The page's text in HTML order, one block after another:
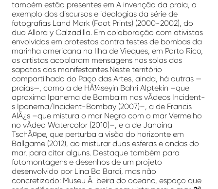
também estão presentes em A invenção da praia, a
exemplo dos discursos e ideologias da série de
fotografias Land Mark (Foot Prints) (2000-2002), do
duo Allora y Calzadilla. Em colaboração com ativistas
envolvidos em protestos contra testes de bombas da
marinha americana na Ilha de Vieques, em Porto Rico,
os artistas acoplaram mensagens nas solas dos
sapatos dos manifestantes.Neste território
compartilhado do Paço das Artes, ainda, há outras —
praias—, como a de HÃ¼seyin Bahri Alptekin –que
aproxima Ipanema de Bombaim nos vÃ­deos Incident-
s Ipanema/Incident-Bombay (2007)–, a de Francis
AlÃ¿s –que mistura o mar Negro com o mar Vermelho
no vÃ­deo Watercolor (2010)–, e a de Janaina
TschÃ¤pe, que perturba a visão do horizonte em
Ballgame (2012), ao misturar duas esferas e ondas do
mar, para citar alguns. Destaque também para
fotomontagens e desenhos de um projeto
desenvolvido por Lina Bo Bardi, mas não
concretizado: Museu Ã beira do oceano, espaço que